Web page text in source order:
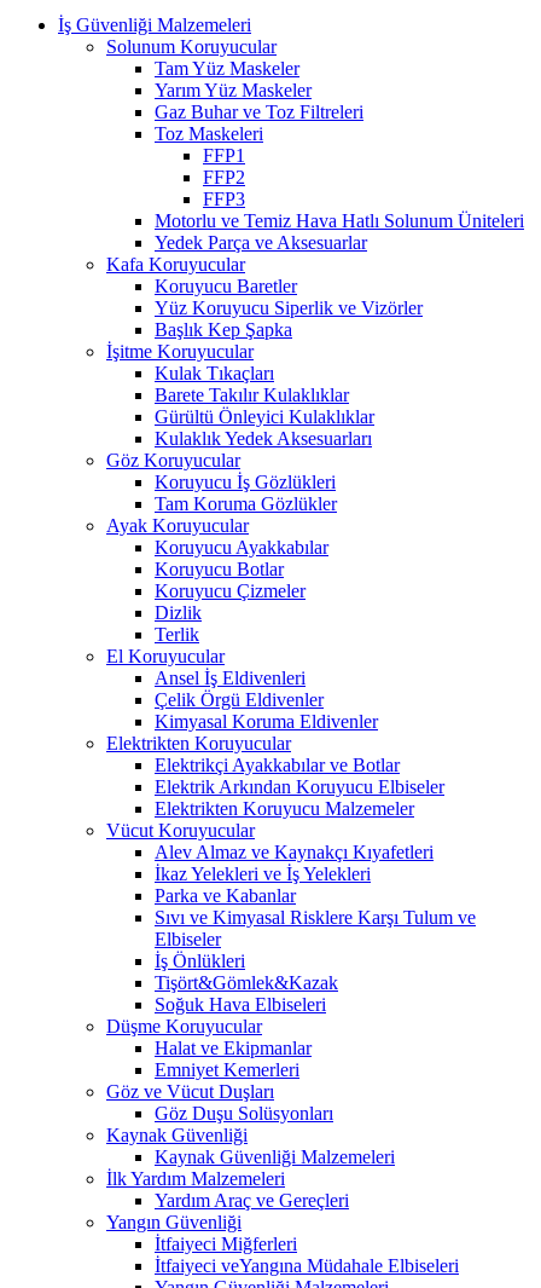
İş Güvenliği Malzemeleri
Solunum Koruyucular
Tam Yüz Maskeler
Yarım Yüz Maskeler
Gaz Buhar ve Toz Filtreleri
Toz Maskeleri
FFP1
FFP2
FFP3
Motorlu ve Temiz Hava Hatlı Solunum Üniteleri
Yedek Parça ve Aksesuarlar
Kafa Koruyucular
Koruyucu Baretler
Yüz Koruyucu Siperlik ve Vizörler
Başlık Kep Şapka
İşitme Koruyucular
Kulak Tıkaçları
Barete Takılır Kulaklıklar
Gürültü Önleyici Kulaklıklar
Kulaklık Yedek Aksesuarları
Göz Koruyucular
Koruyucu İş Gözlükleri
Tam Koruma Gözlükler
Ayak Koruyucular
Koruyucu Ayakkabılar
Koruyucu Botlar
Koruyucu Çizmeler
Dizlik
Terlik
El Koruyucular
Ansel İş Eldivenleri
Çelik Örgü Eldivenler
Kimyasal Koruma Eldivenler
Elektrikten Koruyucular
Elektrikçi Ayakkabılar ve Botlar
Elektrik Arkından Koruyucu Elbiseler
Elektrikten Koruyucu Malzemeler
Vücut Koruyucular
Alev Almaz ve Kaynakçı Kıyafetleri
İkaz Yelekleri ve İş Yelekleri
Parka ve Kabanlar
Sıvı ve Kimyasal Risklere Karşı Tulum ve
Elbiseler
İş Önlükleri
Tişört&Gömlek&Kazak
Soğuk Hava Elbiseleri
Düşme Koruyucular
Halat ve Ekipmanlar
Emniyet Kemerleri
Göz ve Vücut Duşları
Göz Duşu Solüsyonları
Kaynak Güvenliği
Kaynak Güvenliği Malzemeleri
İlk Yardım Malzemeleri
Yardım Araç ve Gereçleri
Yangın Güvenliği
İtfaiyeci Miğferleri
İtfaiyeci veYangına Müdahale Elbiseleri